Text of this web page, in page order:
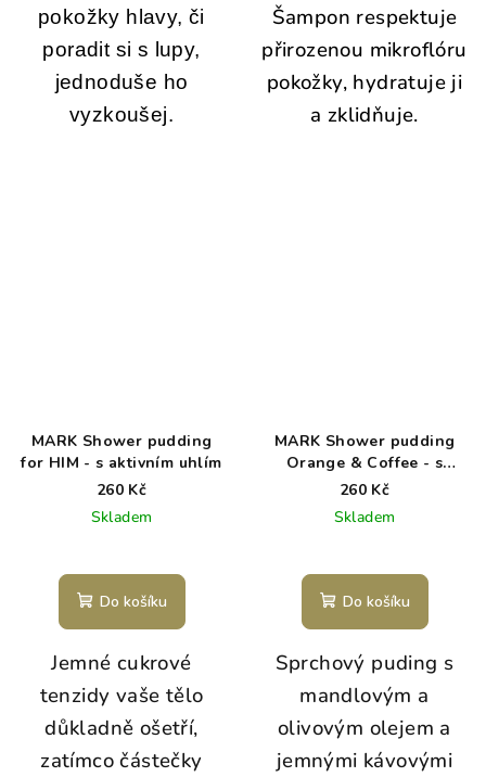
pokožky hlavy, či
poradit si s lupy,
jednoduše ho
vyzkoušej.
Šampon respektuje
přirozenou mikroflóru
pokožky, hydratuje ji
a zklidňuje.
MARK Shower pudding
for HIM - s aktivním uhlím
260 Kč
Skladem
Do košíku
Jemné cukrové
tenzidy vaše tělo
důkladně ošetří,
zatímco částečky
MARK Shower pudding
Orange & Coffee - s
jemnými kávovými zrníčky
260 Kč
Skladem
Do košíku
Sprchový puding s
mandlovým a
olivovým olejem a
jemnými kávovými